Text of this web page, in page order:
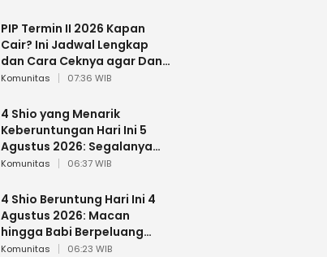
PIP Termin II 2026 Kapan
Cair? Ini Jadwal Lengkap
dan Cara Ceknya agar Dana
Tidak Hangus!
Komunitas 07:36 WIB
4 Shio yang Menarik
Keberuntungan Hari Ini 5
Agustus 2026: Segalanya
Berjalan Lancar
Komunitas 06:37 WIB
4 Shio Beruntung Hari Ini 4
Agustus 2026: Macan
hingga Babi Berpeluang
Dapat Kabar Baik
Komunitas 06:23 WIB